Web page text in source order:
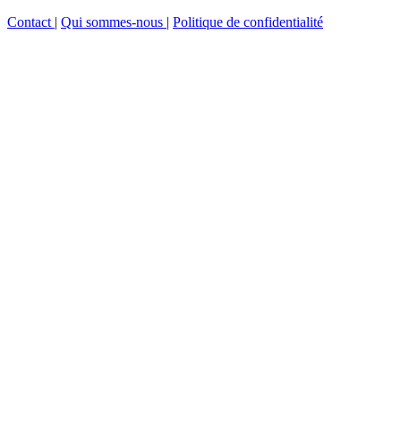
Contact | Qui sommes-nous | Politique de confidentialité